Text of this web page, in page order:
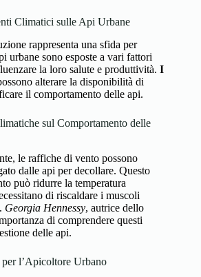
Climatici sulle Api Urbane
rappresenta una sfida per
urbane sono esposte a vari fattori
la loro salute e produttività. I
alterare la disponibilità di
il comportamento delle api.
sul Comportamento delle
le raffiche di vento possono
dalle api per decollare. Questo
può ridurre la temperatura
di riscaldare i muscoli
Georgia Hennessy, autrice dello
di comprendere questi
delle api.
l’Apicoltore Urbano